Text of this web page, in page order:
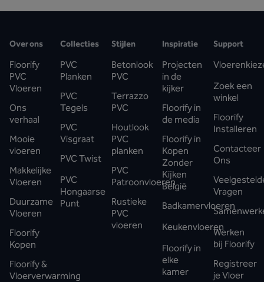
Over ons
Floorify
PVC
Vloeren
Ons
verhaal
Mooie
vloeren
Makkelijke
Vloeren
Duurzame
Vloeren
Floorify
Kopen
Floorify &
Vloerverwarming
Collecties
PVC
Planken
PVC
Tegels
PVC
Visgraat
PVC Twist
PVC
Hongaarse
Punt
Stijlen
Betonlook
PVC
Terrazzo
PVC
Houtlook
PVC
planken
PVC
Patroonvloeren
Rustieke
PVC
vloeren
Inspiratie
Projecten
in de
kijker
Floorify in
de media
Floorify in
Kopen
Zonder
Kijken
België
Badkamervloeren
Keukenvloeren
Floorify in
elke
kamer
Support
Zoek een
winkel
Floorify
Installeren
Contacteer
Ons
Vragen
Werken
bij Floorify
Registreer
je Vloer